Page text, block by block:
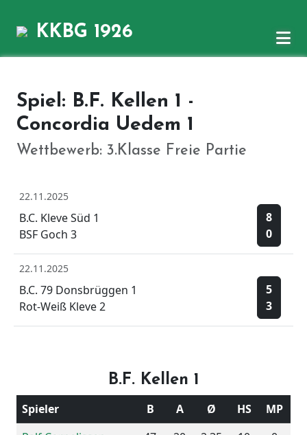
KKBG 1926
Spiel: B.F. Kellen 1 -
Concordia Uedem 1
Wettbewerb: 3.Klasse Freie Partie
22.11.2025
B.C. Kleve Süd 1
BSF Goch 3
8
0
22.11.2025
B.C. 79 Donsbrüggen 1
Rot-Weiß Kleve 2
5
3
B.F. Kellen 1
Spieler B A Ø HS
MP